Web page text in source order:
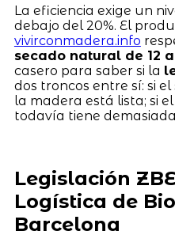
La eficiencia exige un
debajo del 20%. El
vivirconmadera.info
secado natural de 12
casero para saber si la
dos troncos entre sí: si
la madera está lista; si
todavía tiene
Legislación
Logística de
Barcelona